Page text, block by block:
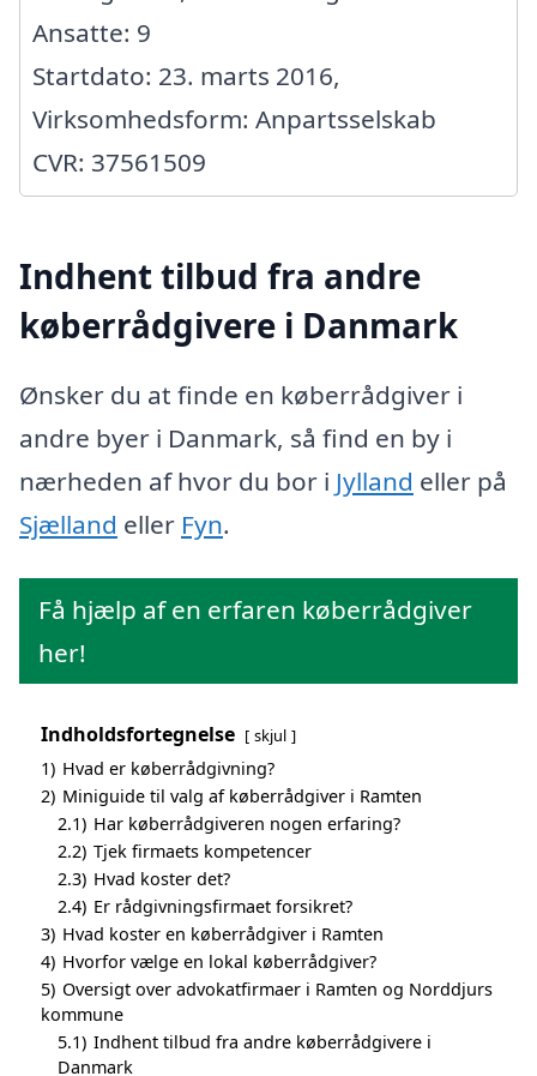
Ansatte: 9
Startdato: 23. marts 2016,
Virksomhedsform: Anpartsselskab
CVR: 37561509
Indhent tilbud fra andre
køberrådgivere i Danmark
Ønsker du at finde en køberrådgiver i
andre byer i Danmark, så find en by i
nærheden af hvor du bor i Jylland eller på
Sjælland eller Fyn.
Få hjælp af en erfaren køberrådgiver
her!
Indholdsfortegnelse skjul
1) Hvad er køberrådgivning?
2) Miniguide til valg af køberrådgiver i Ramten
2.1) Har køberrådgiveren nogen erfaring?
2.2) Tjek firmaets kompetencer
2.3) Hvad koster det?
2.4) Er rådgivningsfirmaet forsikret?
3) Hvad koster en køberrådgiver i Ramten
4) Hvorfor vælge en lokal køberrådgiver?
5) Oversigt over advokatfirmaer i Ramten og Norddjurs
kommune
5.1) Indhent tilbud fra andre køberrådgivere i
Danmark